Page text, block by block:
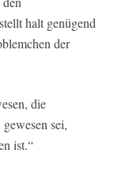
halt genügend
der
die
sei,
ist.“